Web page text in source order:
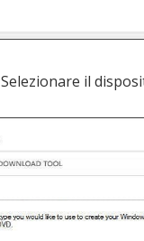
Selezionare il